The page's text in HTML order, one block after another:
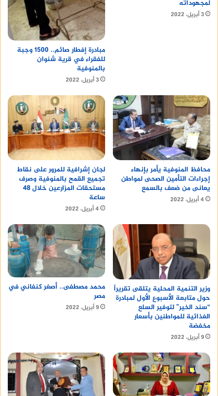
لمجهوداته
3 أبريل، 2022
مبادرة إفطار صائم.. 1500 وجبة
للفقراء في قرية شنوان
بالمنوفية
3 أبريل، 2022
محافظ المنوفية يأمر بإنهاء
إجراءات التأمين الصحى لمواطن
يعانى من ضعف بالسمع
4 أبريل، 2022
لجان إشرافية للمرور على نقاط
تجميع القمح بالمنوفية وصرف
مستحقات المزارعين خلال 48
ساعة
4 أبريل، 2022
وزير التنمية المحلية يتلقى تقريراً
حول متابعة الأسبوع الأول لمبادرة
“سند الخير” لتوفير السلع
الغذائية للمواطنين بأسعار
مخفضة
9 أبريل، 2022
محمد مصطفى.. أصغر كنفاني في
مصر
9 أبريل، 2022